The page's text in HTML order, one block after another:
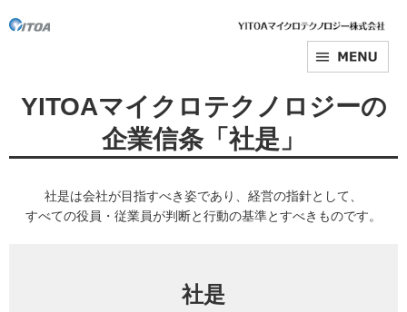
YITOAマイクロテクノロジーの
企業信条「社是」
社是は会社が目指すべき姿であり、経営の指針として、
すべての役員・従業員が判断と行動の基準とすべきものです。
社是